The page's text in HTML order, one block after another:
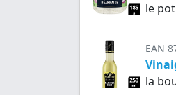
le
EAN
la